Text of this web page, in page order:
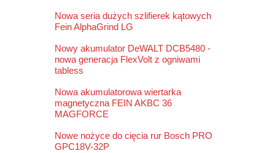
Nowa seria dużych szlifierek kątowych
Fein AlphaGrind LG
Nowy akumulator DeWALT DCB5480 -
nowa generacja FlexVolt z ogniwami
tabless
Nowa akumulatorowa wiertarka
magnetyczna FEIN AKBC 36
MAGFORCE
Nowe nożyce do cięcia rur Bosch PRO
GPC18V-32P